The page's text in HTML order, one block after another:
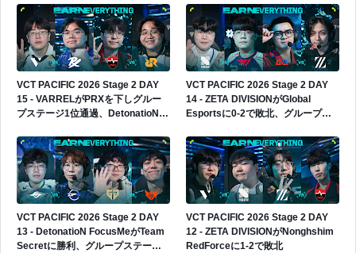
VCT PACIFIC 2026 Stage 2 DAY
15 - VARRELがPRXを下しグルー
プステージ1位通過、DetonatioN
出へ
VCT PACIFIC 2026 Stage 2 DAY
14 - ZETA DIVISIONがGlobal
Esportsに0-2で敗北、グループス
VCT PACIFIC 2026 Stage 2 DAY
13 - DetonatioN FocusMeがTeam
Secretに勝利、グループステージ3
VCT PACIFIC 2026 Stage 2 DAY
12 - ZETA DIVISIONがNonghshim
RedForceに1-2で敗北